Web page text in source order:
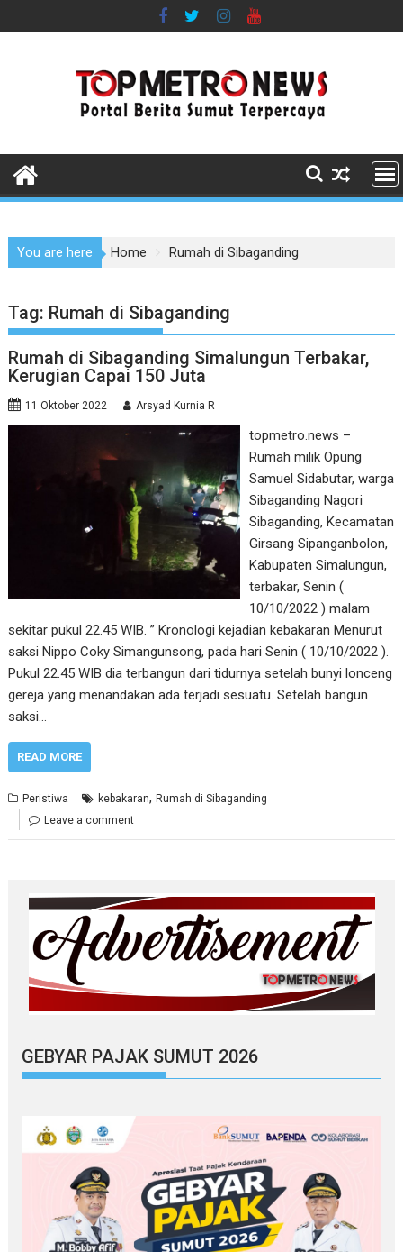
to
You are here Home Rumah di Sibaganding
Tag: Rumah di Sibaganding
Rumah di Sibaganding Simalungun Terbakar,
Kerugian Capai 150 Juta
11 Oktober 2022 Arsyad Kurnia R
topmetro.news –
Rumah milik Opung
Samuel Sidabutar, warga
Sibaganding Nagori
Sibaganding, Kecamatan
Girsang Sipanganbolon,
Kabupaten Simalungun,
terbakar, Senin (
10/10/2022 ) malam
sekitar pukul 22.45 WIB. ” Kronologi kejadian kebakaran Menurut
saksi Nippo Coky Simangunsong, pada hari Senin ( 10/10/2022 ).
Pukul 22.45 WIB dia terbangun dari tidurnya setelah bunyi lonceng
gereja yang menandakan ada terjadi sesuatu. Setelah bangun
saksi…
READ MORE
Peristiwa kebakaran,Rumah di Sibaganding
Leave a comment
GEBYAR PAJAK SUMUT 2026